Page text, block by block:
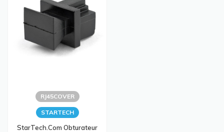
RJ45COVER
STARTECH
StarTech.com Obturateur